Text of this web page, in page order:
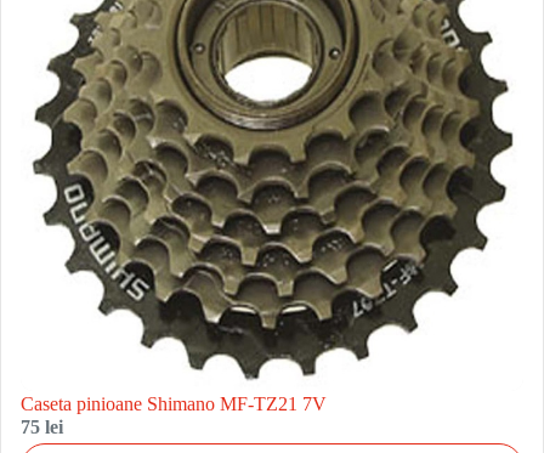
Caseta pinioane Shimano MF-TZ21 7V
75 lei